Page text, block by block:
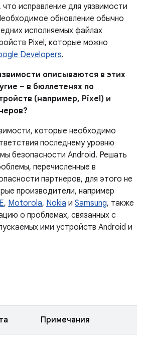
исправление для уязвимости
обновление обычно
исполняемых файлах
Pixel, которые можно
Developers.
описываются в этих
– в бюллетенях по
(например, Pixel) и
которые необходимо
последнему уровню
безопасности Android. Решать
перечисленные в
партнеров, для этого не
производители, например
, Motorola, Nokia и Samsung, также
о проблемах, связанных с
ими устройств Android и
Примечания